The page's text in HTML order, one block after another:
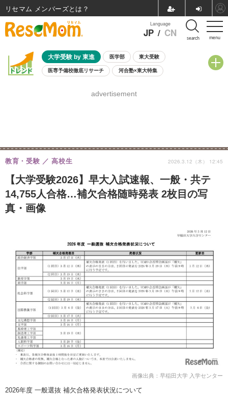
menu
Language
JP / CN search
大学受験 by 東進 医学部 東大受験
医専予備校徹底リサーチ 河合塾×東大特集
8月開催学校説明会・相談会
advertisement
【大学受験2026】早大入試速報、一般・共テ
14,755人合格…補欠合格随時発表 2枚目の写
真・画像
教育・受験 高校生 2026.3.12（木） 12:45
画像出典：早稲田大学 入学センター
2026年度 一般選抜 補欠合格発表状況について
リセマム メンバーズ